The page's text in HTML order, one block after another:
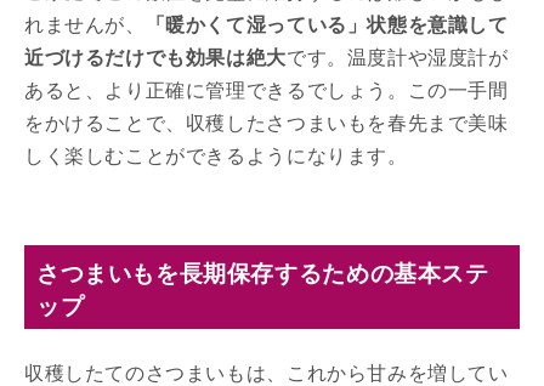
れませんが、
「暖かくて湿っている」状態を意識して
近づけるだけでも効果は絶大です。温度計や湿度計が
あると、より正確に管理できるでしょう。この一手間
をかけることで、収穫したさつまいもを春先まで美味
しく楽しむことができるようになります。
さつまいもを長期保存するための基本ステ
ップ
収穫したてのさつまいもは、これから甘みを増してい